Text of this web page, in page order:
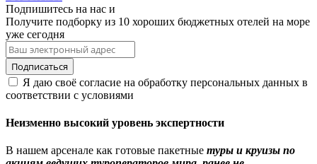
Подпишитесь на нас и
Получите подборку из 10 хороших бюджетных отелей на море
уже сегодня
Я даю своё согласие на обработку персональных данных в
соответствии с условиями
Неизменно высокий уровень экспертности
В нашем арсенале как готовые пакетные туры и круизы по